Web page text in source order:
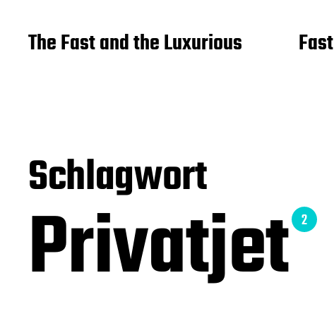
The Fast and the Luxurious Fast
Schlagwort
Privatjet2